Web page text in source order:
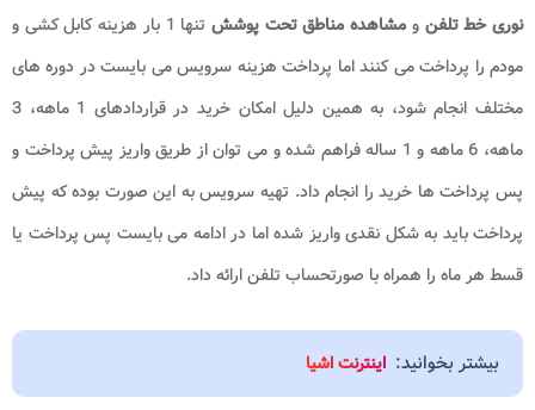
نوری خط تلفنو مشاهده مناطق تحت پوشش
تنها 1 بار هزینه کابل کشی و
مودم را پرداخت می کنند اما پرداخت هزینه سرویس می بایست در دوره های
مختلف انجام شود، به همین دلیل امکان خرید در قراردادهای 1 ماهه، 3
ماهه، 6 ماهه و 1 ساله فراهم شده و می توان از طریق واریز پیش پرداخت و
پس پرداخت ها خرید را انجام داد. تهیه سرویس به این صورت بوده که پیش
پرداخت باید به شکل نقدی واریز شده اما در ادامه می بایست پس پرداخت یا
قسط هر ماه را همراه با صورتحساب تلفن ارائه داد.
بیشتر بخوانید: اینترنت اشیا